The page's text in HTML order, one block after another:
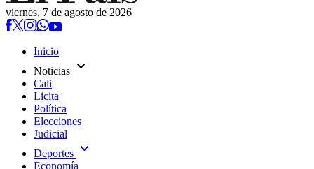
viernes, 7 de agosto de 2026
Inicio
Noticias expand_more
Cali
Licita
Política
Elecciones
Judicial
Deportes expand_more
Economía